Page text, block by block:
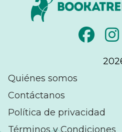
Quiénes somos
Contáctanos
Política de privacidad
Términos y Condiciones